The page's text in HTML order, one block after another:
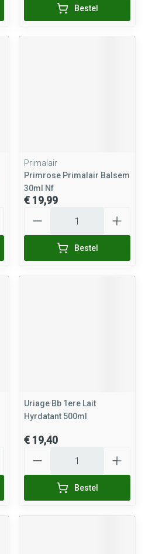
Bestel
Primalair
Primrose Primalair Balsem
30ml Nf
€ 19,99
Bestel
Uriage Bb 1ere Lait
Hyrdatant 500ml
€ 19,40
Bestel